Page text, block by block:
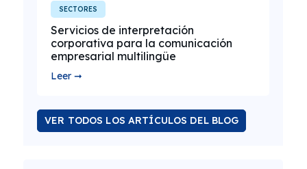
SECTORES
Servicios de interpretación
corporativa para la comunicación
empresarial multilingüe
Leer ➞
VER TODOS LOS ARTÍCULOS DEL BLOG